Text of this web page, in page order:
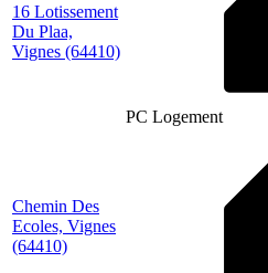
16 Lotissement
Du Plaa,
Vignes (64410)
PC Logement
Chemin Des
Ecoles, Vignes
(64410)